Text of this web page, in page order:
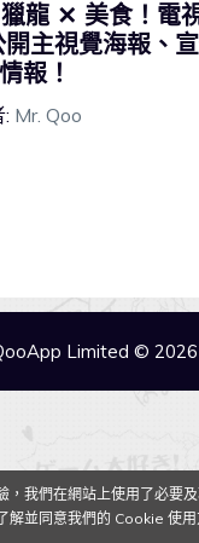
獵龍 ✕ 美食！電
主視覺海報、
報！
Mr. Qoo
Limited © 2026
，我們在網站上使用了必要
解並同意我們的 Cookie 使用